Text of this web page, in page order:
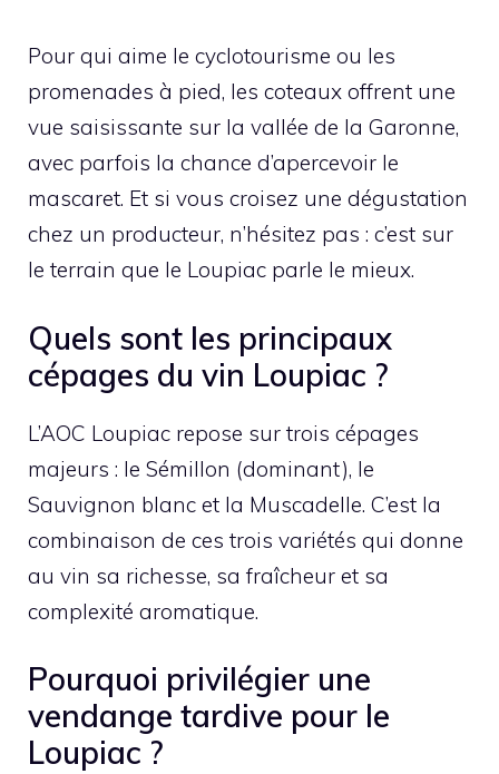
Pour qui aime le cyclotourisme ou les
promenades à pied, les coteaux offrent une
vue saisissante sur la vallée de la Garonne,
avec parfois la chance d’apercevoir le
mascaret. Et si vous croisez une dégustation
chez un producteur, n’hésitez pas : c’est sur
le terrain que le Loupiac parle le mieux.
Quels sont les principaux
cépages du vin Loupiac ?
L’AOC Loupiac repose sur trois cépages
majeurs : le Sémillon (dominant), le
Sauvignon blanc et la Muscadelle. C’est la
combinaison de ces trois variétés qui donne
au vin sa richesse, sa fraîcheur et sa
complexité aromatique.
Pourquoi privilégier une
vendange tardive pour le
Loupiac ?